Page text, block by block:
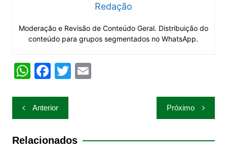
Redação
Moderação e Revisão de Conteúdo Geral. Distribuição do
conteúdo para grupos segmentados no WhatsApp.
W
at
s
A
F
c
e
b
T E
Navegação
de
Post
Anterior Próximo
Relacionados